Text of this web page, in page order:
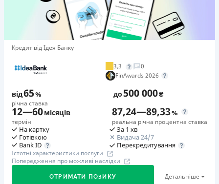
лояльності»
Перший займ
вiд 0,01%/день до 30 000 ₴
Повторний займ
Додаткова комісія за дострокове погашення
у будь-який момент можна повністю погасити позику без
додаткових плат
Страховка
відсутня
Штрафи
Неустойка за невиконання та/або неналежне виконання
споживачем грошових зобов’язань: штраф у розмірі 75%
від суми невиконаного та/або неналежного виконання
зобов’язання на 2-й день кожного факту такого
Кредит від Ідея Банку
3,3
0
FinAwards 2026
від65%
річна ставка
до500 000₴
12—60місяців
термін
87,24—89,33%
реальна річна процентна ставка
На картку
Готівкою
Bank ID
За 1 хв
Видача 24/7
Перекредитування
Істотні характеристики послуги
Попередження про можливі наслідки
ОТРИМАТИ ПОЗИКУ Детальніше